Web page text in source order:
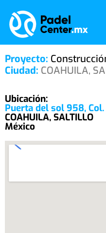
Proyecto:
Ciudad: COAHUILA,
Ubicación:
Puerta del sol 958,
COAHUILA, SALTILLO
México